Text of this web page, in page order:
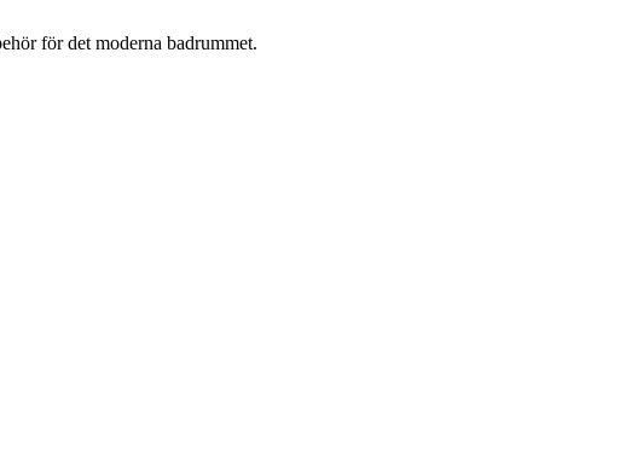
för det moderna badrummet.